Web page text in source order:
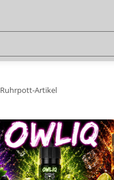
Ruhrpott-Artikel